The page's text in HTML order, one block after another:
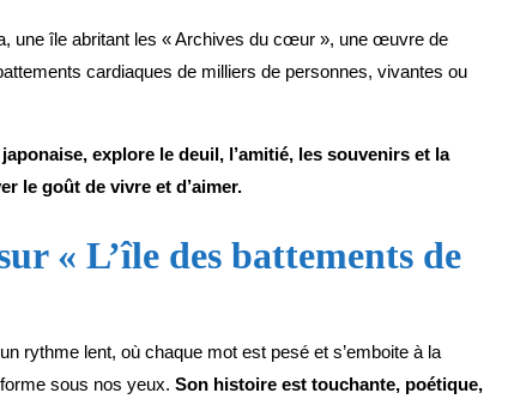
une île abritant les « Archives du cœur », une œuvre de
cardiaques de milliers de personnes, vivantes ou
explore le deuil, l’amitié, les souvenirs et la
le goût de vivre et d’aimer.
« L’île des battements de
rythme lent, où chaque mot est pesé et s’emboite à la
sous nos yeux. Son histoire est touchante, poétique,